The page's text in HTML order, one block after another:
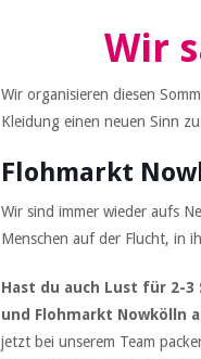
Wir
Wir organisieren diesen
Kleidung einen neuen Sinn
Flohmarkt
Wir sind immer wieder aufs
Menschen auf der Flucht, in
Hast du auch Lust für 2-3
und Flohmarkt Nowkölln
jetzt bei unserem Team